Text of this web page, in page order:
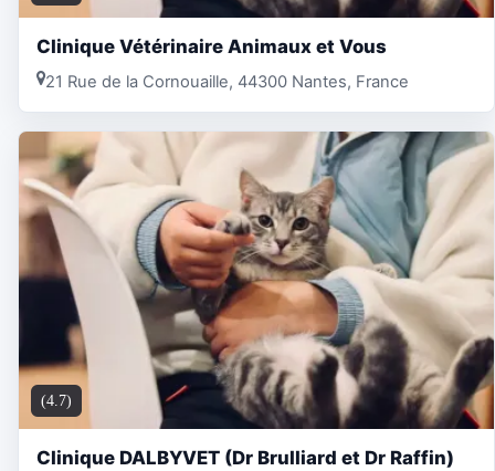
Clinique Vétérinaire Animaux et Vous
21 Rue de la Cornouaille, 44300 Nantes, France
(4.7)
Clinique DALBYVET (Dr Brulliard et Dr Raffin)